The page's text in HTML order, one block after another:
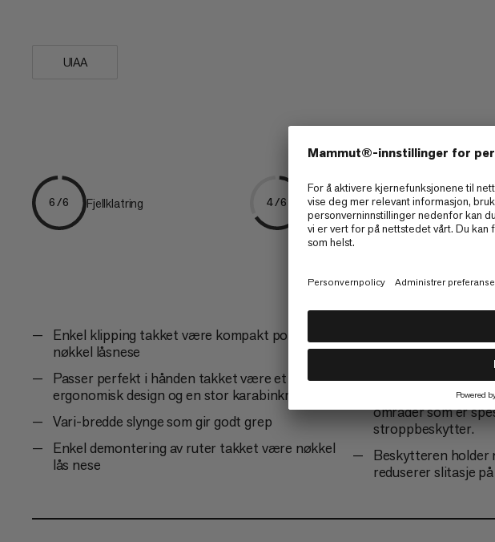
UIAA
6/6 Fjellklatring 4/6 Flerekllimbing
Enkel klipping takket være kompakt port og
nøkkel låsnese
Passer perfekt i hånden takket være et
ergonomisk design og en stor karabinkropp.
Vari-bredde slynge som gir godt grep
Enkel demontering av ruter takket være nøkkel
lås nese
Utmerket vekt-til-
være det enkle
Passer til intensiv
polyesterstropper,
områder som er
stroppbeskytter.
Beskytteren holder
reduserer slitasje på